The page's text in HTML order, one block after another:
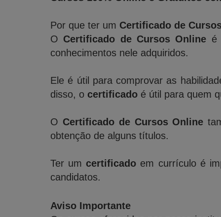
Por que ter um Certificado de
O Certificado de Cursos Online é
conhecimentos nele adquiridos.
Ele é útil para comprovar as
disso, o certificado é útil para quem
O Certificado de Cursos Online
obtenção de alguns títulos.
Ter um certificado em currículo é
candidatos.
Aviso Importante